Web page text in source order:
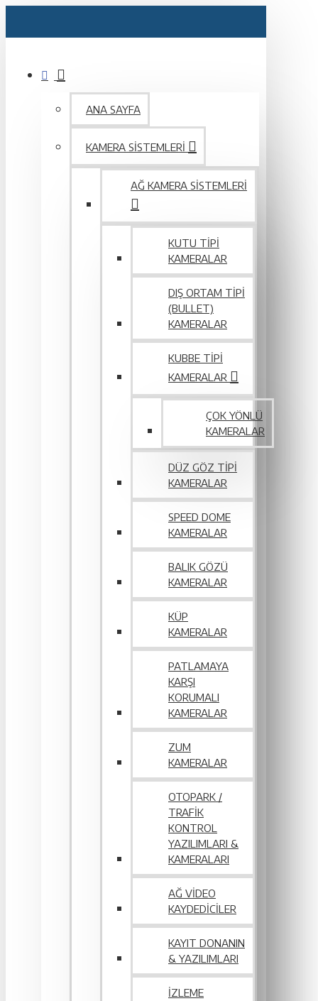
ANA SAYFA
KAMERA SISTEMLERI
AĞ KAMERA SISTEMLERI
KUTU TIPI
KAMERALAR
DIŞ ORTAM TIPI
(BULLET)
KAMERALAR
KUBBE TIPI
KAMERALAR
ÇOK YÖNLÜ
KAMERALAR
DÜZ GÖZ TIPI
KAMERALAR
SPEED DOME
KAMERALAR
BALIK GÖZÜ
KAMERALAR
KÜP
KAMERALAR
PATLAMAYA
KARŞI
KORUMALI
KAMERALAR
ZUM
KAMERALAR
OTOPARK /
TRAFIK
KONTROL
YAZILIMLARI &
KAMERALARI
AĞ VIDEO
KAYDEDICILER
KAYIT DONANIN
& YAZILIMLARI
İZLEME